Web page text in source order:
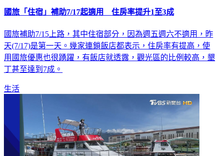
國旅「住宿」補助7/17起適用 住房率提升1至3成
國旅補助7/15上路，其中住宿部分，因為週五週六不適用，昨
天(7/17)是第一天。幾家連鎖飯店都表示，住房率有提高，使
用國旅優惠也很踴躍，有飯店就透露，觀光區的比例較高，墾
丁甚至達到7成。
生活